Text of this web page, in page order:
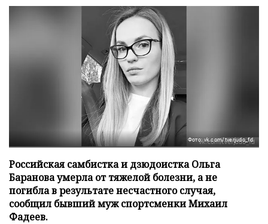
Фото: vk.com/tverjudo_fd
Российская самбистка и дзюдоистка Ольга
Баранова умерла от тяжелой болезни, а не
погибла в результате несчастного случая,
сообщил бывший муж спортсменки Михаил
Фадеев.